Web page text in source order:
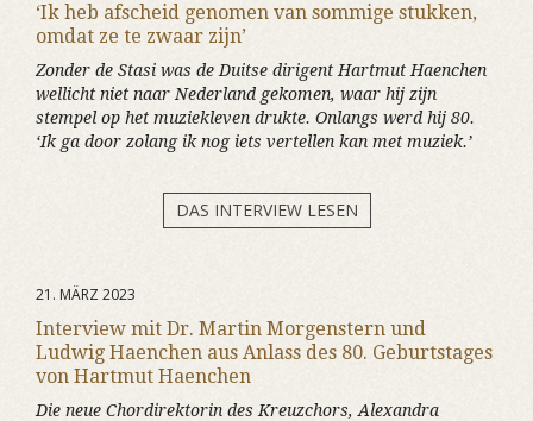
‘Ik heb afscheid genomen van sommige stukken,
omdat ze te zwaar zijn’
Zonder de Stasi was de Duitse dirigent Hartmut Haenchen
wellicht niet naar Nederland gekomen, waar hij zijn
stempel op het muziekleven drukte. Onlangs werd hij 80.
‘Ik ga door zolang ik nog iets vertellen kan met muziek.’
DAS INTERVIEW LESEN
21. MÄRZ 2023
Interview mit Dr. Martin Morgenstern und
Ludwig Haenchen aus Anlass des 80. Geburtstages
von Hartmut Haenchen
Die neue Chordirektorin des Kreuzchors, Alexandra